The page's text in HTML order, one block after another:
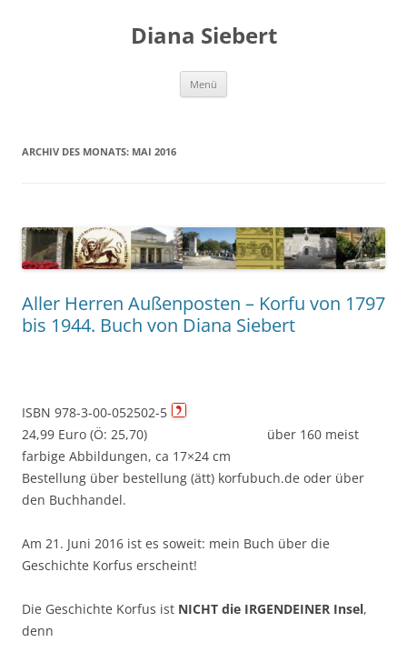
Diana Siebert
Menü
ARCHIV DES MONATS: MAI 2016
Aller Herren Außenposten – Korfu von 1797
bis 1944. Buch von Diana Siebert
ISBN 978-3-00-052502-5
24,99 Euro (Ö: 25,70) über 160 meist
farbige Abbildungen, ca 17×24 cm
Bestellung über bestellung (ätt) korfubuch.de oder über
den Buchhandel.
Am 21. Juni 2016 ist es soweit: mein Buch über die
Geschichte Korfus erscheint!
Die Geschichte Korfus ist NICHT die IRGENDEINER Insel,
denn